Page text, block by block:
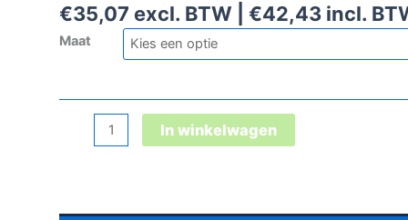
€35,07 excl. BTW | €42,43 incl.
Maat
Jogger
veiligheidsschoen
In winkelwagen